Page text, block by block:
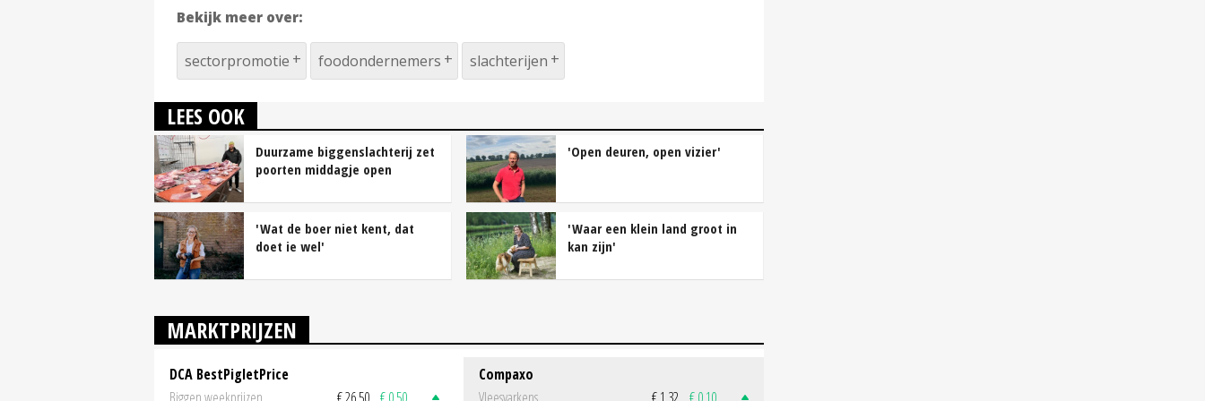
Bekijk meer over:
sectorpromotie foodondernemers slachterijen
LEES OOK
Duurzame biggenslachterij zet
poorten middagje open
'Open deuren, open vizier'
'Wat de boer niet kent, dat
doet ie wel'
'Waar een klein land groot in
kan zijn'
MARKTPRIJZEN
DCA BestPigletPrice
Compaxo